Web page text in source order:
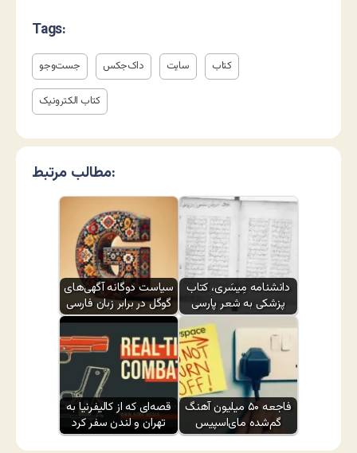
Tags:
جست‌وجو داک‌جکس سایت کتاب
کتاب الکترونیک
مطالب مرتبط:
سیاست دوگانه آگهی‌های
گوگل در برابر زبان فارسی
دانشنامه مِیسَری، کتاب
پزشکی به شعر پارسی
قصه‌ای که از کالیفرنیا به
تهران و لندن سفر کرد
فاجعه ۵۰ میلیون آهنگ
گم‌شده مای‌اسپیس